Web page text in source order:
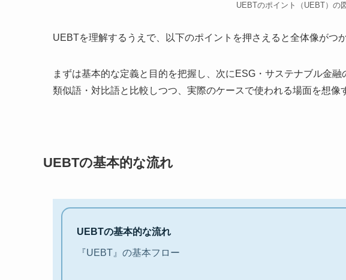
UEBTのポイント（UEBT）の
UEBTを理解するうえで、以下のポイントを押さえると全体像がつ
まずは基本的な定義と目的を把握し、次にESG・サステナブル金
類似語・対比語と比較しつつ、実際のケースで使われる場面を想像
UEBTの基本的な流れ
UEBTの基本的な流れ
『UEBT』の基本フロー